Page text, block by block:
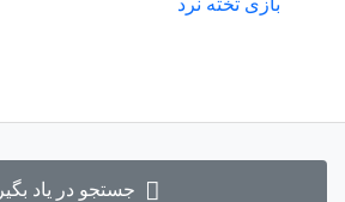
جستجو در یاد بگیر
بازی تخته نرد